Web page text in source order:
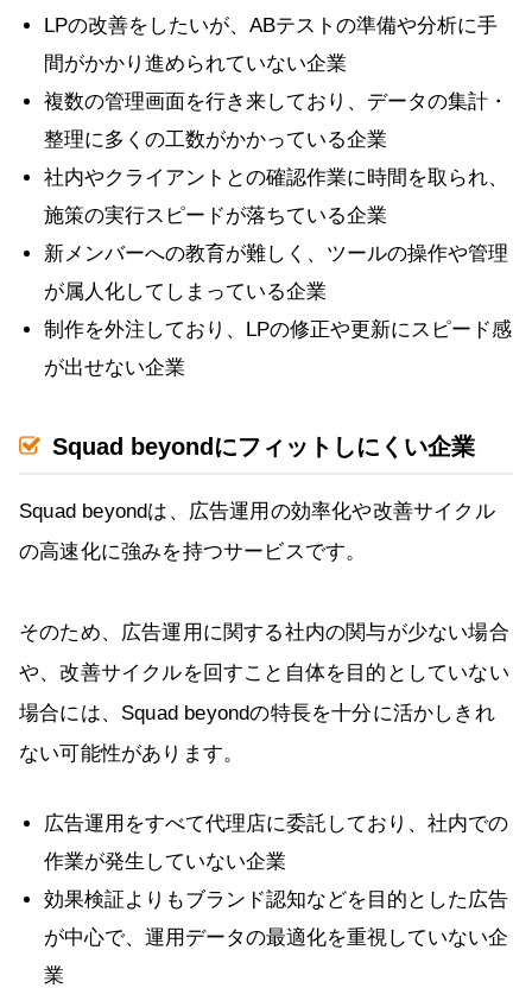
LPの改善をしたいが、ABテストの準備や分析に手
間がかかり進められていない企業
複数の管理画面を行き来しており、データの集計・
整理に多くの工数がかかっている企業
社内やクライアントとの確認作業に時間を取られ、
施策の実行スピードが落ちている企業
新メンバーへの教育が難しく、ツールの操作や管理
が属人化してしまっている企業
制作を外注しており、LPの修正や更新にスピード感
が出せない企業
Squad beyondにフィットしにくい企業
Squad beyondは、広告運用の効率化や改善サイクル
の高速化に強みを持つサービスです。
そのため、広告運用に関する社内の関与が少ない場合
や、改善サイクルを回すこと自体を目的としていない
場合には、Squad beyondの特長を十分に活かしきれ
ない可能性があります。
広告運用をすべて代理店に委託しており、社内での
作業が発生していない企業
効果検証よりもブランド認知などを目的とした広告
が中心で、運用データの最適化を重視していない企
業